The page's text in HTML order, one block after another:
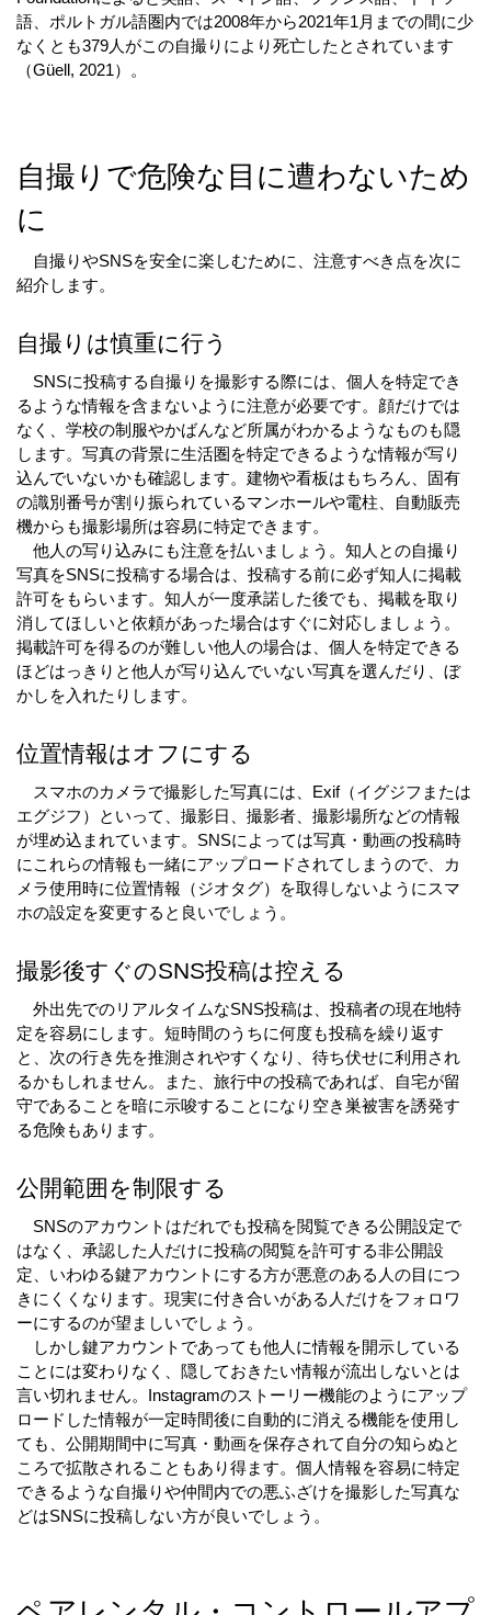
語、ポルトガル語圏内では2008年から2021年1月までの間に少
なくとも379人がこの自撮りにより死亡したとされています
（Güell, 2021）。
自撮りで危険な目に遭わないため
に
自撮りやSNSを安全に楽しむために、注意すべき点を次に
紹介します。
自撮りは慎重に行う
SNSに投稿する自撮りを撮影する際には、個人を特定でき
るような情報を含まないように注意が必要です。顔だけでは
なく、学校の制服やかばんなど所属がわかるようなものも隠
します。写真の背景に生活圏を特定できるような情報が写り
込んでいないかも確認します。建物や看板はもちろん、固有
の識別番号が割り振られているマンホールや電柱、自動販売
機からも撮影場所は容易に特定できます。
他人の写り込みにも注意を払いましょう。知人との自撮り
写真をSNSに投稿する場合は、投稿する前に必ず知人に掲載
許可をもらいます。知人が一度承諾した後でも、掲載を取り
消してほしいと依頼があった場合はすぐに対応しましょう。
掲載許可を得るのが難しい他人の場合は、個人を特定できる
ほどはっきりと他人が写り込んでいない写真を選んだり、ぼ
かしを入れたりします。
位置情報はオフにする
スマホのカメラで撮影した写真には、Exif（イグジフまたは
エグジフ）といって、撮影日、撮影者、撮影場所などの情報
が埋め込まれています。SNSによっては写真・動画の投稿時
にこれらの情報も一緒にアップロードされてしまうので、カ
メラ使用時に位置情報（ジオタグ）を取得しないようにスマ
ホの設定を変更すると良いでしょう。
撮影後すぐのSNS投稿は控える
外出先でのリアルタイムなSNS投稿は、投稿者の現在地特
定を容易にします。短時間のうちに何度も投稿を繰り返す
と、次の行き先を推測されやすくなり、待ち伏せに利用され
るかもしれません。また、旅行中の投稿であれば、自宅が留
守であることを暗に示唆することになり空き巣被害を誘発す
る危険もあります。
公開範囲を制限する
SNSのアカウントはだれでも投稿を閲覧できる公開設定で
はなく、承認した人だけに投稿の閲覧を許可する非公開設
定、いわゆる鍵アカウントにする方が悪意のある人の目につ
きにくくなります。現実に付き合いがある人だけをフォロワ
ーにするのが望ましいでしょう。
しかし鍵アカウントであっても他人に情報を開示している
ことには変わりなく、隠しておきたい情報が流出しないとは
言い切れません。Instagramのストーリー機能のようにアップ
ロードした情報が一定時間後に自動的に消える機能を使用し
ても、公開期間中に写真・動画を保存されて自分の知らぬと
ころで拡散されることもあり得ます。個人情報を容易に特定
できるような自撮りや仲間内での悪ふざけを撮影した写真な
どはSNSに投稿しない方が良いでしょう。